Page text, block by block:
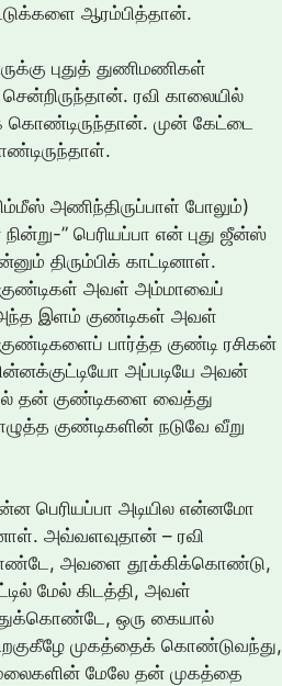
ஆரம்பித்தான்.
புதுத் துணிமணிகள்
ரவி காலையில்
கொண்டிருந்தான். முன் கேட்டை
அணிந்திருப்பாள் போலும்)
” பெரியப்பா என் புது ஜீன்ஸ்
திரும்பிக் காட்டினாள்.
அவள் அம்மாவைப்
அந்த இளம் குண்டிகள் அவள்
பார்த்த குண்டி ரசிகன்
அப்படியே அவன்
தன் குண்டிகளை வைத்து
குண்டிகளின் நடுவே வீறு
பெரியப்பா அடியில என்னமோ
அவ்வளவுதான் – ரவி
அவளை தூக்கிக்கொண்டு,
மேல் கிடத்தி, அவள்
ஒரு கையால்
முகத்தைக் கொண்டுவந்து,
மேலே தன் முகத்தை